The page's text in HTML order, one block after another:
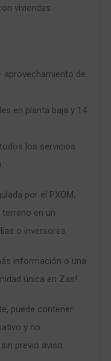
viviendas
aprovechamiento de
en planta baja y 14
los servicios
por el PXOM,
en un
o inversores.
información o una
única en Zas!
puede contener
y no
previo aviso.